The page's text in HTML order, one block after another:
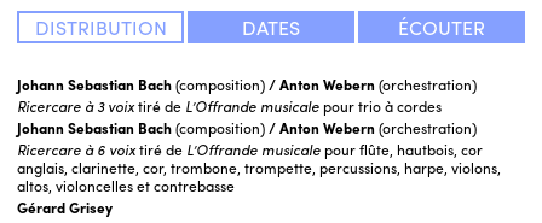
Johann Sebastian Bach(composition)/ Anton Webern (orchestration)
Ricercare à 3 voixtiré de L’Offrande musicale pour trio à cordes
Johann Sebastian Bach(composition)/ Anton Webern (orchestration)
Ricercare à 6 voixtiré de L’Offrande musicale pour flûte, hautbois, cor
anglais, clarinette, cor, trombone, trompette, percussions, harpe, violons,
altos, violoncelles et contrebasse
Gérard Grisey
DISTRIBUTION DATES ÉCOUTER